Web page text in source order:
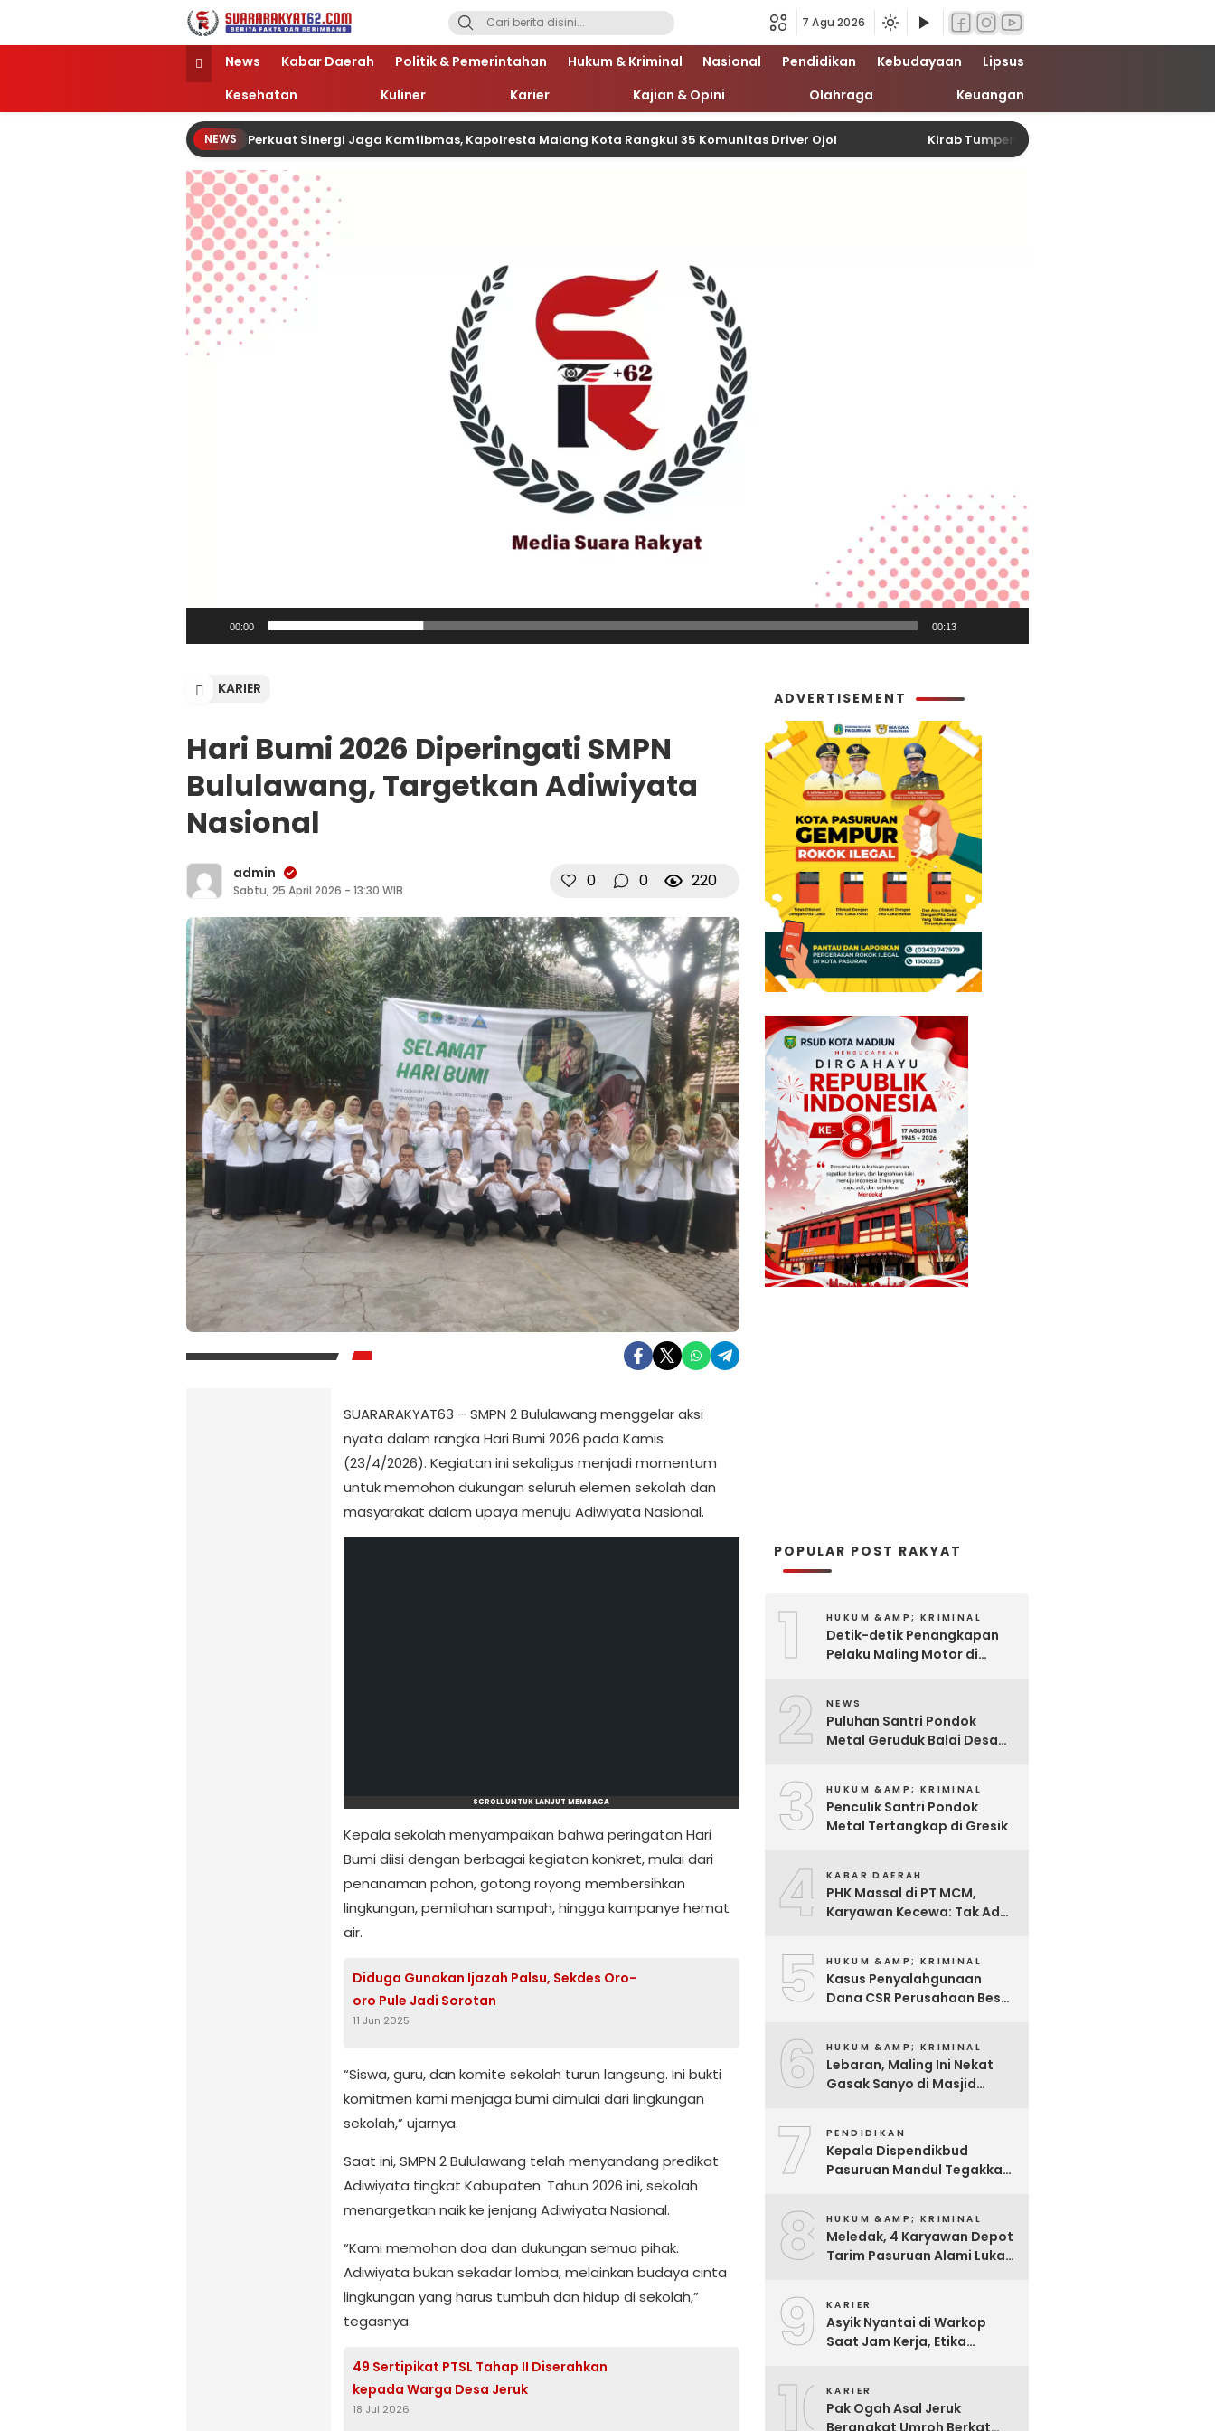
Suararakyat62.com
Sumber Referensi Terpercaya
7 Agu 2026
News Kabar Daerah Politik & Pemerintahan Hukum & Kriminal Nasional Pendidikan Kebudayaan
Lipsus
Kesehatan
Kuliner Karier Kajian & Opini Olahraga Keuangan
NEWS Perkuat Sinergi Jaga Kamtibmas, Kapolresta Malang Kota Rangkul 35 Komunitas Driver Ojol Kirab Tumpeng di Makam Mbah Mbalean,
00:00 00:13
KARIER
Hari Bumi 2026 Diperingati SMPN
Bululawang, Targetkan Adiwiyata
Nasional
admin
Sabtu, 25 April 2026 - 13:30 WIB 0 0 220
SUARARAKYAT63 – SMPN 2 Bululawang menggelar aksi
nyata dalam rangka Hari Bumi 2026 pada Kamis
(23/4/2026). Kegiatan ini sekaligus menjadi momentum
untuk memohon dukungan seluruh elemen sekolah dan
masyarakat dalam upaya menuju Adiwiyata Nasional.
SCROLL UNTUK LANJUT MEMBACA
Kepala sekolah menyampaikan bahwa peringatan Hari
Bumi diisi dengan berbagai kegiatan konkret, mulai dari
penanaman pohon, gotong royong membersihkan
lingkungan, pemilahan sampah, hingga kampanye hemat
air.
Diduga Gunakan Ijazah Palsu, Sekdes Oro-
oro Pule Jadi Sorotan
11 Jun 2025
“Siswa, guru, dan komite sekolah turun langsung. Ini bukti
komitmen kami menjaga bumi dimulai dari lingkungan
sekolah,” ujarnya.
Saat ini, SMPN 2 Bululawang telah menyandang predikat
Adiwiyata tingkat Kabupaten. Tahun 2026 ini, sekolah
menargetkan naik ke jenjang Adiwiyata Nasional.
“Kami memohon doa dan dukungan semua pihak.
Adiwiyata bukan sekadar lomba, melainkan budaya cinta
lingkungan yang harus tumbuh dan hidup di sekolah,”
tegasnya.
49 Sertipikat PTSL Tahap II Diserahkan
kepada Warga Desa Jeruk
18 Jul 2026
ADVERTISEMENT
POPULAR POST RAKYAT
1 HUKUM &AMP; KRIMINAL
Detik-detik Penangkapan
Pelaku Maling Motor di
2 NEWS
Puluhan Santri Pondok
Metal Geruduk Balai Desa
3 HUKUM &AMP; KRIMINAL
Penculik Santri Pondok
Metal Tertangkap di Gresik
4 KABAR DAERAH
PHK Massal di PT MCM,
Karyawan Kecewa: Tak Ada
5 HUKUM &AMP; KRIMINAL
Kasus Penyalahgunaan
Dana CSR Perusahaan Besar
6 HUKUM &AMP; KRIMINAL
Lebaran, Maling Ini Nekat
Gasak Sanyo di Masjid
7 PENDIDIKAN
Kepala Dispendikbud
Pasuruan Mandul Tegakkan
8 HUKUM &AMP; KRIMINAL
Meledak, 4 Karyawan Depot
Tarim Pasuruan Alami Luka
9 KARIER
Asyik Nyantai di Warkop
Saat Jam Kerja, Etika
10KARIER
Pak Ogah Asal Jeruk